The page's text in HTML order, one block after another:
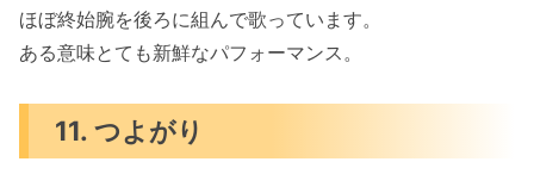
ほぼ終始腕を後ろに組んで歌っています。
ある意味とても新鮮なパフォーマンス。
11. つよがり